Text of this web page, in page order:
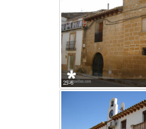
25-6